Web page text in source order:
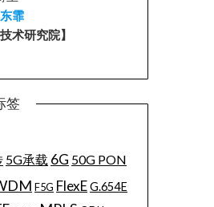
霏
术研究院】
签
5G承载 6G 50G PON
F5G FlexEG.654E